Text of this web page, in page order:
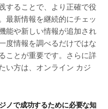
することで、より正確で役
最新情報を継続的にチェッ
能や新しい情報が追加され
度情報を調べるだけではな
ことが重要です。さらに詳
い方は、オンライン カジ
ノで成功するために必要な知